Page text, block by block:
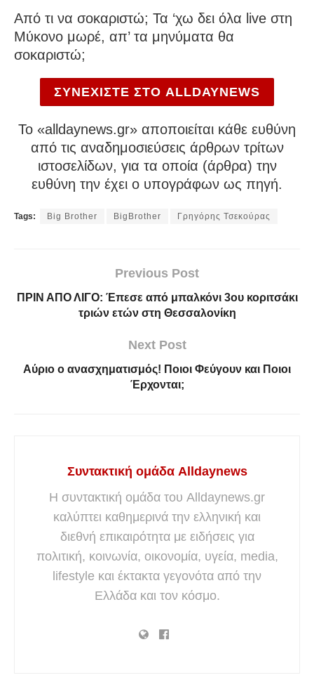
Από τι να σοκαριστώ; Τα ‘χω δει όλα live στη
Μύκονο μωρέ, απ’ τα μηνύματα θα
σοκαριστώ;
ΣΥΝΕΧΙΣΤΕ ΣΤΟ ALLDAYNEWS
To «alldaynews.gr» αποποιείται κάθε ευθύνη
από τις αναδημοσιεύσεις άρθρων τρίτων
ιστοσελίδων, για τα οποία (άρθρα) την
ευθύνη την έχει ο υπογράφων ως πηγή.
Tags: Big Brother BigBrother Γρηγόρης Τσεκούρας
Previous Post
ΠΡΙΝ ΑΠΟ ΛΙΓΟ: Έπεσε από μπαλκόνι 3ου κοριτσάκι
τριών ετών στη Θεσσαλονίκη
Next Post
Αύριο ο ανασχηματισμός! Ποιοι Φεύγουν και Ποιοι
Έρχονται;
Συντακτική ομάδα Alldaynews
Η συντακτική ομάδα του Alldaynews.gr
καλύπτει καθημερινά την ελληνική και
διεθνή επικαιρότητα με ειδήσεις για
πολιτική, κοινωνία, οικονομία, υγεία, media,
lifestyle και έκτακτα γεγονότα από την
Ελλάδα και τον κόσμο.